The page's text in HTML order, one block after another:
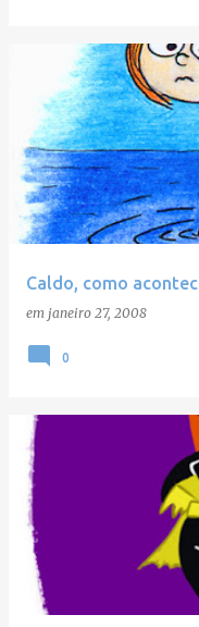
Caldo, como
em janeiro 27, 2008
0